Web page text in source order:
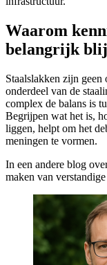
Waarom
belangrijk
Staalslakken zijn geen
onderdeel van de
complex de balans is
Begrijpen wat het is,
liggen, helpt om het
meningen te vormen.
In een andere blog
maken van